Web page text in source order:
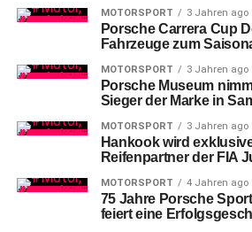
MOTORSPORT 3 Jahren ago
Porsche Carrera Cup
Fahrzeuge zum
MOTORSPORT 3 Jahren ago
Porsche Museum
Sieger der Marke in
MOTORSPORT 3 Jahren ago
Hankook wird
Reifenpartner der FIA
MOTORSPORT 4 Jahren ago
75 Jahre Porsche
feiert eine